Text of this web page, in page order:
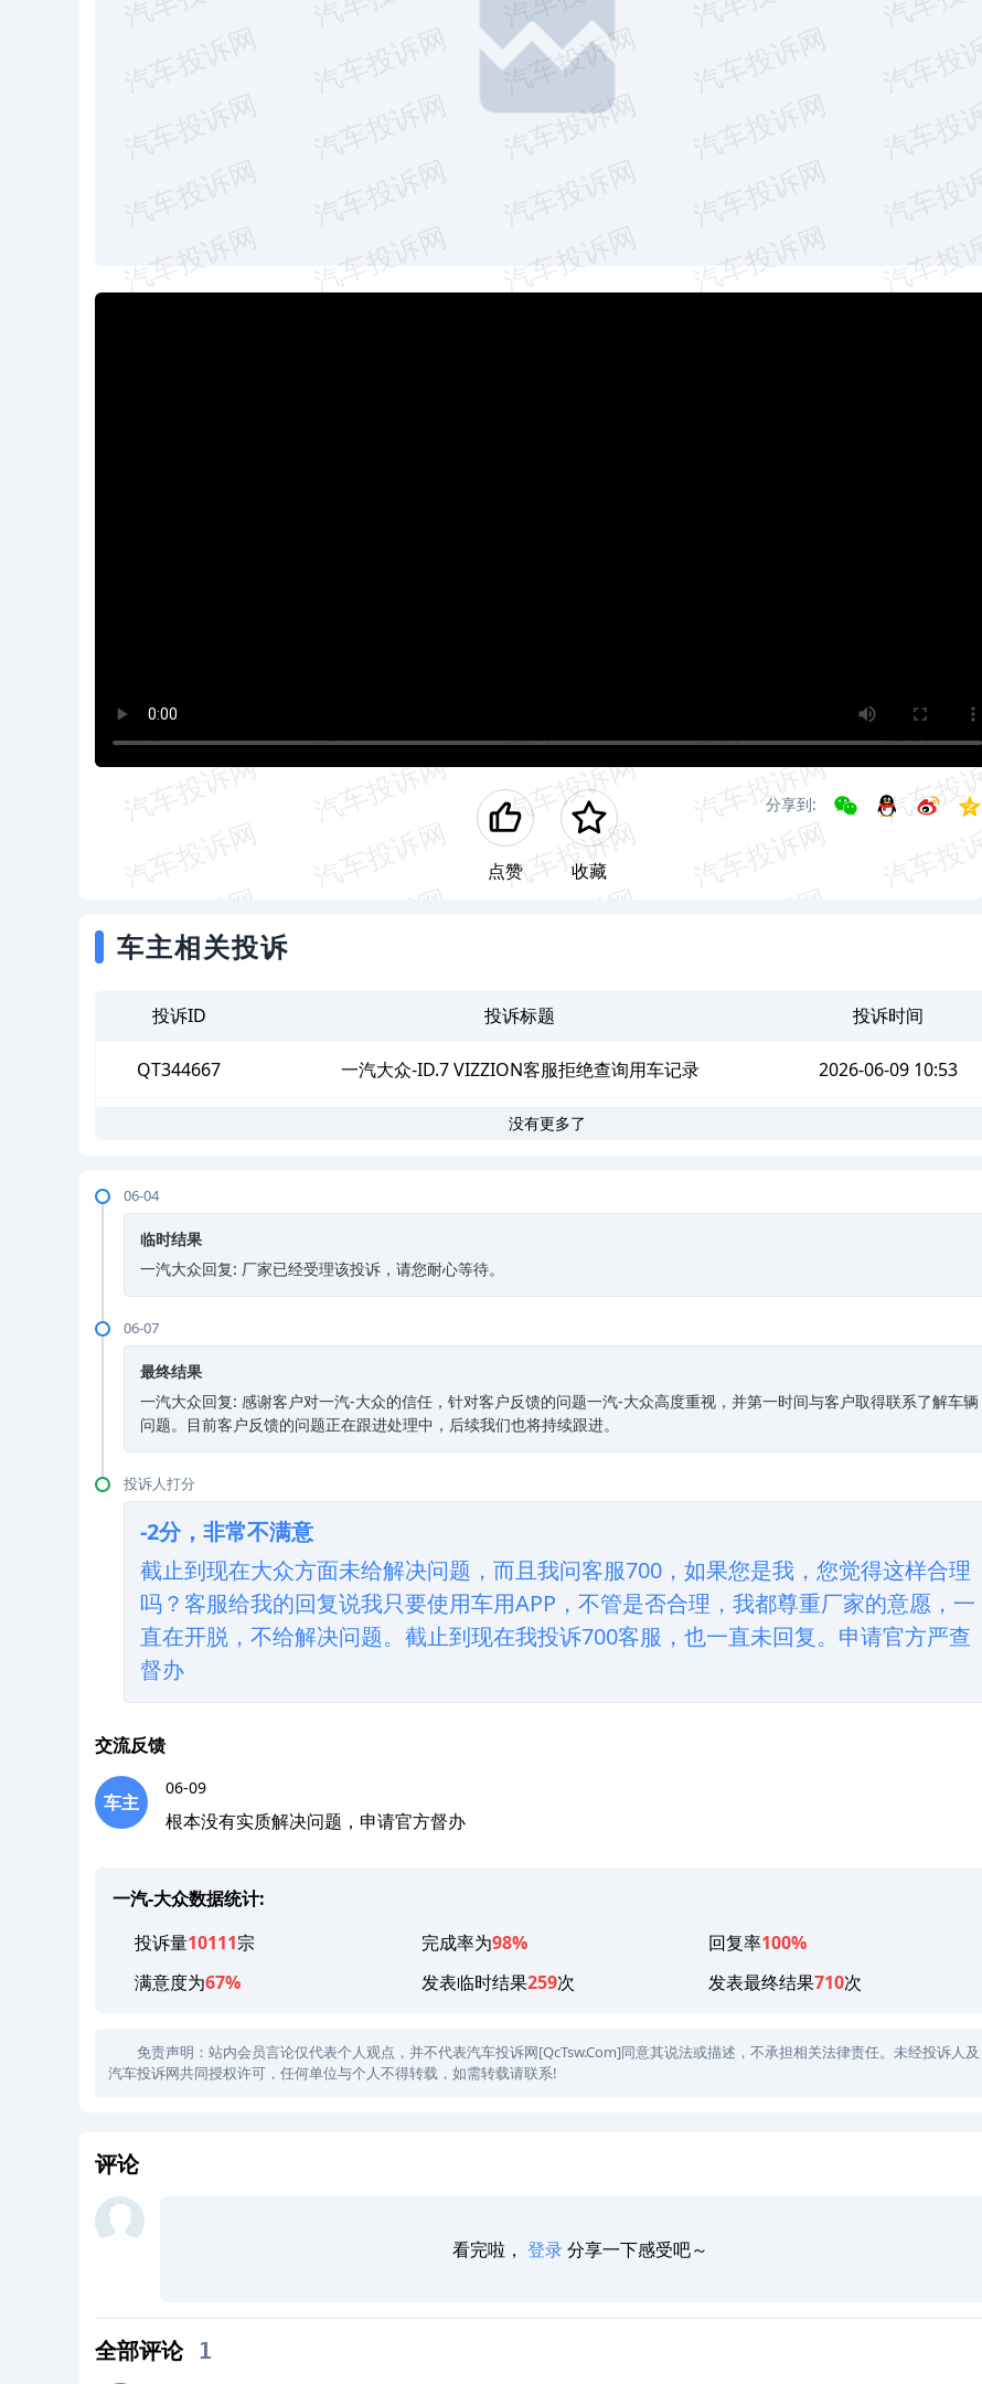
点赞 收藏
分享到:
车主相关投诉
投诉ID 投诉标题 投诉时间
QT344667 一汽大众-ID.7 VIZZION客服拒绝查询用车记录 2026-06-09 10:53
没有更多了
06-04
临时结果
一汽大众回复: 厂家已经受理该投诉，请您耐心等待。
06-07
最终结果
一汽大众回复: 感谢客户对一汽-大众的信任，针对客户反馈的问题一汽-大众高度重视，并第一时间与客户取得联系了解车辆
问题。目前客户反馈的问题正在跟进处理中，后续我们也将持续跟进。
投诉人打分
-2分，非常不满意
截止到现在大众方面未给解决问题，而且我问客服700，如果您是我，您觉得这样合理
吗？客服给我的回复说我只要使用车用APP，不管是否合理，我都尊重厂家的意愿，一
直在开脱，不给解决问题。截止到现在我投诉700客服，也一直未回复。申请官方严查
督办
交流反馈
车主
06-09
根本没有实质解决问题，申请官方督办
一汽-大众数据统计:
投诉量10111宗 完成率为98% 回复率100%
满意度为67% 发表临时结果259次 发表最终结果710次
免责声明：站内会员言论仅代表个人观点，并不代表汽车投诉网[QcTsw.Com]同意其说法或描述，不承担相关法律责任。未经投诉人及
汽车投诉网共同授权许可，任何单位与个人不得转载，如需转载请联系!
评论
看完啦， 登录分享一下感受吧～
全部评论 1